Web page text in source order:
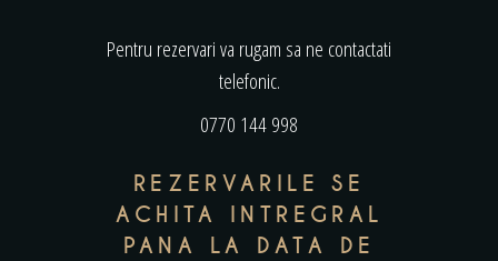
Pentru rezervari va rugam sa ne contactati
telefonic.
0770 144 998
REZERVARILE SE
ACHITA INTREGRAL
PANA LA DATA DE